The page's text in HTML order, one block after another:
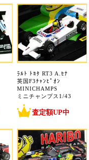
ﾗﾙﾄ ﾄﾖﾀ RT3 A.ｾﾅ
英国F3ﾁｬﾝﾋﾟｵﾝ
MINICHAMPS
ミニチャンプス1/43
査定額UP中